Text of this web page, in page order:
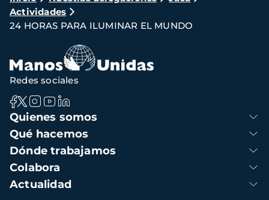
de
navegación
Actividades
24 HORAS PARA ILUMINAR EL MUNDO
Navegación
principal
Quienes somos
Qué hacemos
Dónde trabajamos
Colabora
Actualidad
Redes sociales